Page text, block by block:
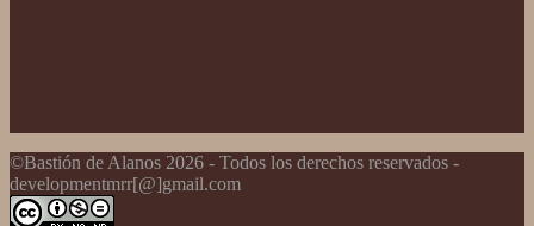
©Bastión de Alanos 2026 - Todos los derechos reservados -
developmentmrr[@]gmail.com